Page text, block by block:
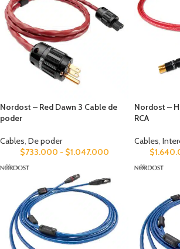
Nordost – Red Dawn 3 Cable de
poder
Cables, De poder
$733.000 - $1.047.000
Nordost –
RCA
Cables,
$